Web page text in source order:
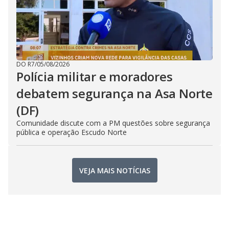
DO R7/05/08/2026
Polícia militar e moradores
debatem segurança na Asa Norte
(DF)
Comunidade discute com a PM questões sobre segurança
pública e operação Escudo Norte
VEJA MAIS NOTÍCIAS